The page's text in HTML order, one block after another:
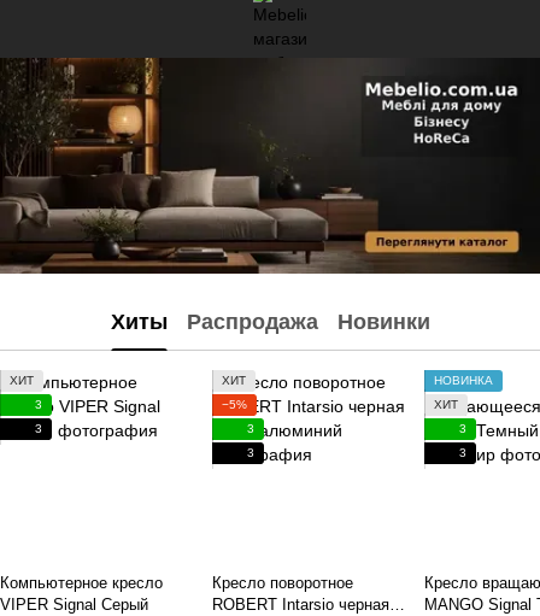
Хиты Распродажа Новинки
ХИТ
3
3
Компьютерное кресло
VIPER Signal Серый
ХИТ
−5%
3
3
Кресло поворотное
ROBERT Intarsio черная
НОВИНКА
ХИТ
3
3
Кресло
MANGO Signal